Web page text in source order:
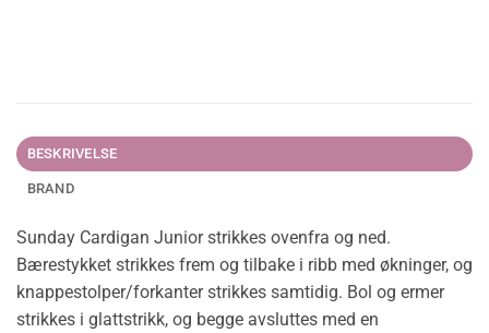
BESKRIVELSE
BRAND
Sunday Cardigan Junior strikkes ovenfra og ned.
Bærestykket strikkes frem og tilbake i ribb med økninger, og
knappestolper/forkanter strikkes samtidig. Bol og ermer
strikkes i glattstrikk, og begge avsluttes med en